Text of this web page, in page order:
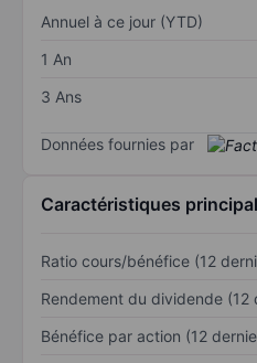
Annuel à ce jour (YTD)
1 An
3 Ans
Données fournies par
Caractéristiques
Ratio cours/bénéfice (12
Rendement du dividende (12
Bénéfice par action (12